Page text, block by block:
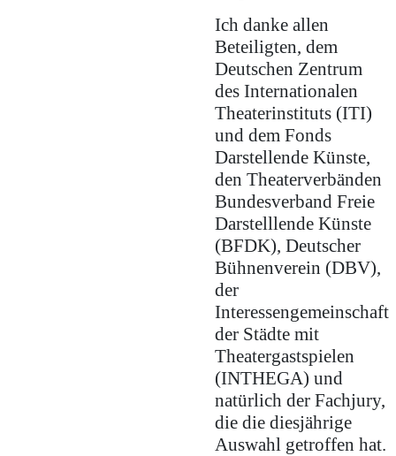
Ich danke allen
Beteiligten, dem
Deutschen Zentrum
des Internationalen
Theaterinstituts (ITI)
und dem Fonds
Darstellende Künste,
den Theaterverbänden
Bundesverband Freie
Darstelllende Künste
(BFDK), Deutscher
Bühnenverein (DBV),
der
Interessengemeinschaft
der Städte mit
Theatergastspielen
(INTHEGA) und
natürlich der Fachjury,
die die diesjährige
Auswahl getroffen hat.